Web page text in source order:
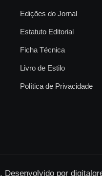
Edições do Jornal
Estatuto Editorial
Ficha Técnica
Livro de Estilo
Política de Privacidade
Desenvolvido por